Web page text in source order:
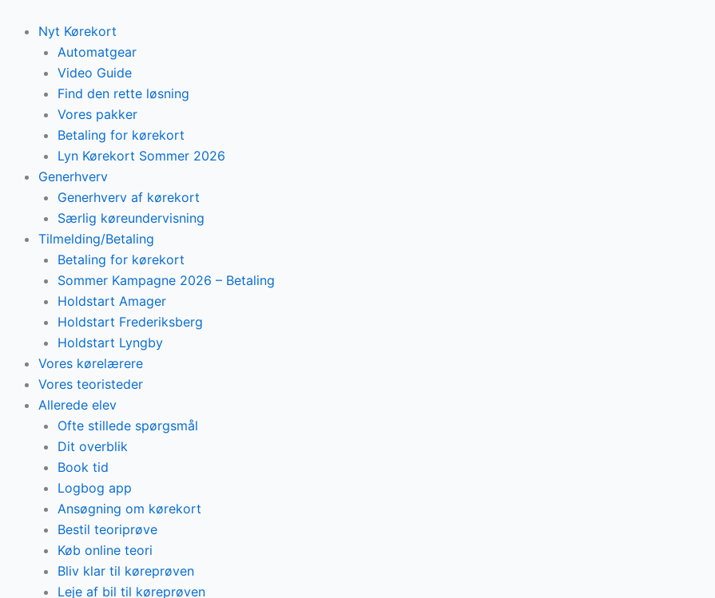
content
Nyt Kørekort
Automatgear
Video Guide
Find den rette løsning
Vores pakker
Betaling for kørekort
Lyn Kørekort Sommer 2026
Generhverv
Generhverv af kørekort
Særlig køreundervisning
Tilmelding/Betaling
Betaling for kørekort
Sommer Kampagne 2026 – Betaling
Holdstart Amager
Holdstart Frederiksberg
Holdstart Lyngby
Vores kørelærere
Vores teoristeder
Allerede elev
Ofte stillede spørgsmål
Dit overblik
Book tid
Logbog app
Ansøgning om kørekort
Bestil teoriprøve
Køb online teori
Bliv klar til køreprøven
Leje af bil til køreprøven